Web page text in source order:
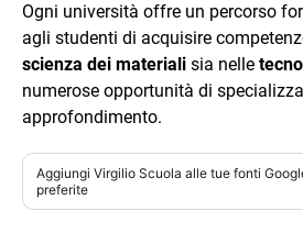
Ogni università offre un percorso
agli studenti di acquisire
scienza dei materiali sia nelle
numerose opportunità di
approfondimento.
Aggiungi Virgilio Scuola alle tue fonti
preferite